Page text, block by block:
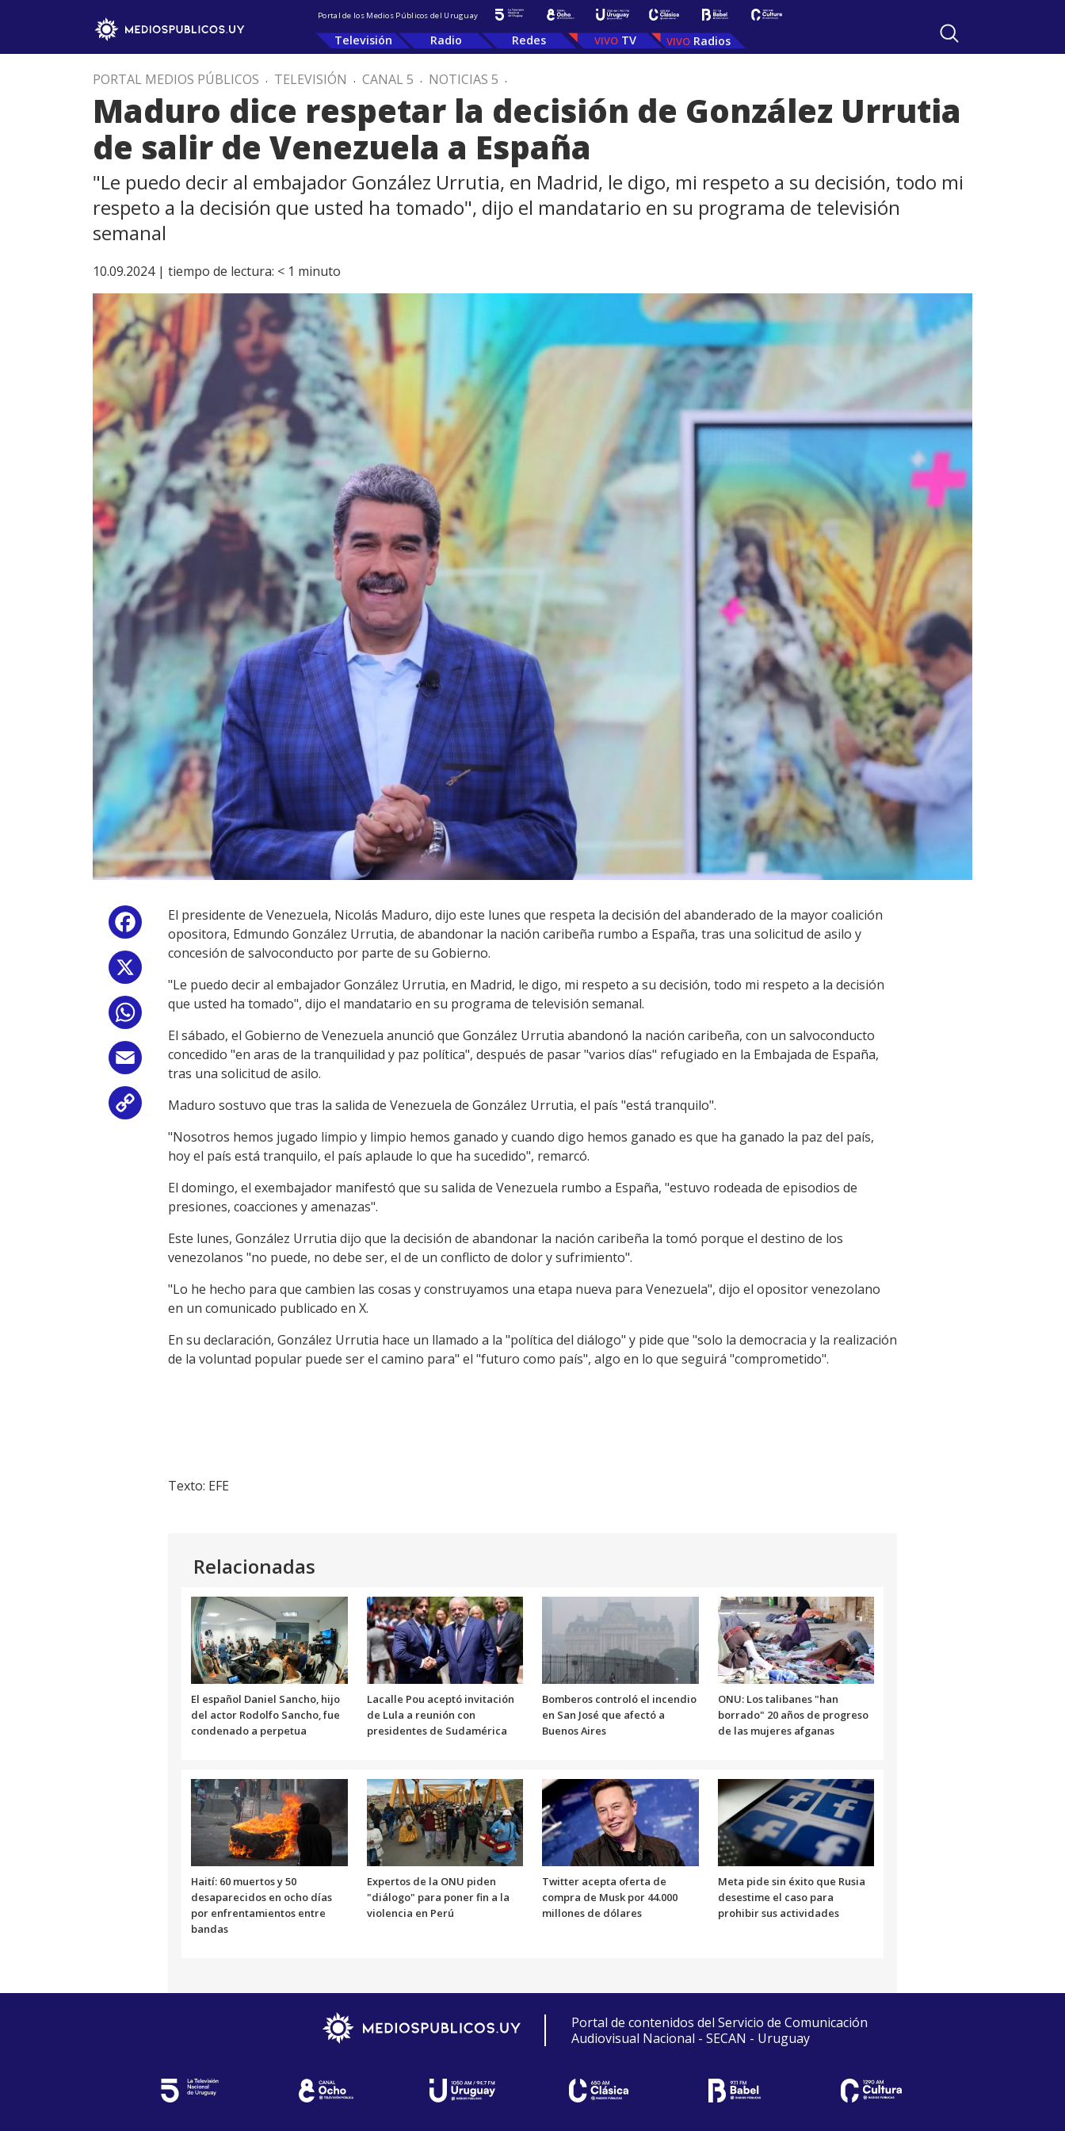
Portal de los Medios Públicos del Uruguay
Televisión Radio Redes TV Radios
PORTAL MEDIOS PÚBLICOS . TELEVISIÓN . CANAL 5 . NOTICIAS 5 .
Maduro dice respetar la decisión de González Urrutia
de salir de Venezuela a España
"Le puedo decir al embajador González Urrutia, en Madrid, le digo, mi respeto a su decisión, todo mi
respeto a la decisión que usted ha tomado", dijo el mandatario en su programa de televisión
semanal
10.09.2024 | tiempo de lectura: < 1 minuto
Facebook
WhatsApp
Email
Copy
Link
El presidente de Venezuela, Nicolás Maduro, dijo este lunes que respeta la decisión del abanderado de la mayor coalición
opositora, Edmundo González Urrutia, de abandonar la nación caribeña rumbo a España, tras una solicitud de asilo y
concesión de salvoconducto por parte de su Gobierno.
"Le puedo decir al embajador González Urrutia, en Madrid, le digo, mi respeto a su decisión, todo mi respeto a la decisión
que usted ha tomado", dijo el mandatario en su programa de televisión semanal.
El sábado, el Gobierno de Venezuela anunció que González Urrutia abandonó la nación caribeña, con un salvoconducto
concedido "en aras de la tranquilidad y paz política", después de pasar "varios días" refugiado en la Embajada de España,
tras una solicitud de asilo.
Maduro sostuvo que tras la salida de Venezuela de González Urrutia, el país "está tranquilo".
"Nosotros hemos jugado limpio y limpio hemos ganado y cuando digo hemos ganado es que ha ganado la paz del país,
hoy el país está tranquilo, el país aplaude lo que ha sucedido", remarcó.
El domingo, el exembajador manifestó que su salida de Venezuela rumbo a España, "estuvo rodeada de episodios de
presiones, coacciones y amenazas".
Este lunes, González Urrutia dijo que la decisión de abandonar la nación caribeña la tomó porque el destino de los
venezolanos "no puede, no debe ser, el de un conflicto de dolor y sufrimiento".
"Lo he hecho para que cambien las cosas y construyamos una etapa nueva para Venezuela", dijo el opositor venezolano
en un comunicado publicado en X.
En su declaración, González Urrutia hace un llamado a la "política del diálogo" y pide que "solo la democracia y la realización
de la voluntad popular puede ser el camino para" el "futuro como país", algo en lo que seguirá "comprometido".
Texto: EFE
Relacionadas
El español Daniel Sancho, hijo
del actor Rodolfo Sancho, fue
condenado a perpetua
Lacalle Pou aceptó invitación
de Lula a reunión con
presidentes de Sudamérica
Bomberos controló el incendio
en San José que afectó a
Buenos Aires
ONU: Los talibanes "han
borrado" 20 años de progreso
de las mujeres afganas
Haití: 60 muertos y 50
desaparecidos en ocho días
por enfrentamientos entre
bandas
Expertos de la ONU piden
"diálogo" para poner fin a la
violencia en Perú
Twitter acepta oferta de
compra de Musk por 44.000
millones de dólares
Meta pide sin éxito que Rusia
desestime el caso para
prohibir sus actividades
Portal de contenidos del Servicio de Comunicación
Audiovisual Nacional - SECAN - Uruguay